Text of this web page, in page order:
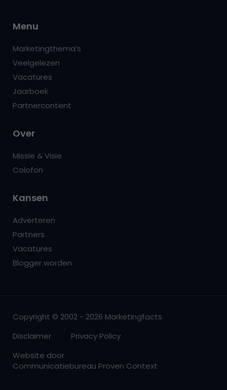
Menu
Marketingthema’s
Veelgelezen
Vacatures
Jaarboek
Partnercontent
Over
Missie & Visie
Colofon
Kansen
Adverteren
Partners
Vacatures
Blogger worden
Copyright © 2002 - 2026 Marketingfacts
Disclaimer
Privacy Policy
Website door
Communicatiebureau Proven Context